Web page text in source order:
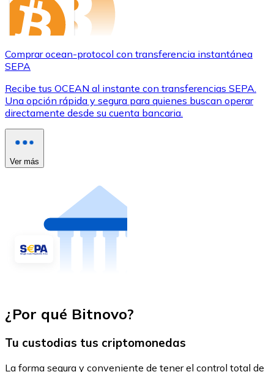
Comprar ocean-protocol con transferencia instantánea
SEPA
Recibe tus OCEAN al instante con transferencias SEPA.
Una opción rápida y segura para quienes buscan operar
directamente desde su cuenta bancaria.
Ver más
¿Por qué Bitnovo?
Tu custodias tus criptomonedas
La forma segura y conveniente de tener el control total de